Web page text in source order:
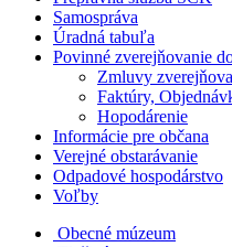
Samospráva
Úradná tabuľa
Povinné zverejňovanie
Zmluvy
Faktúry,
Hopodárenie
Informácie pre občana
Verejné obstarávanie
Odpadové hospodárstvo
Voľby
Obecné múzeum